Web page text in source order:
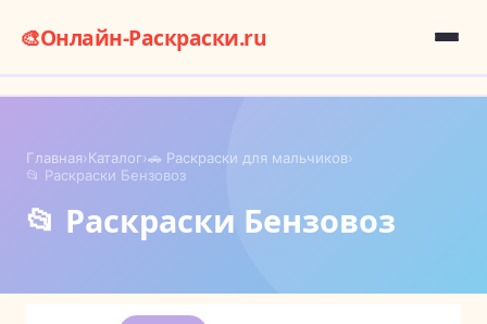
🎨Онлайн-Раскраски.ru
Главная›Каталог›🚗 Раскраски для мальчиков›
📂 Раскраски Бензовоз
📂 Раскраски Бензовоз